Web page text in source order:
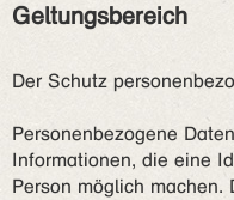
Geltungsbereich
Der Schutz
Personenbezogene
Informationen, die eine
Person möglich machen.